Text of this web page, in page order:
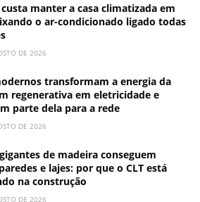
manter a casa climatizada em
o ar-condicionado ligado todas
DE 2026
transformam a energia da
regenerativa em eletricidade e
parte dela para a rede
DE 2026
de madeira conseguem
e lajes: por que o CLT está
na construção
DE 2026